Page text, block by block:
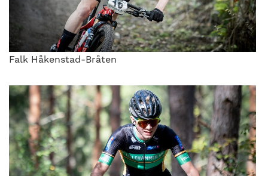
Falk Håkenstad-Bråten